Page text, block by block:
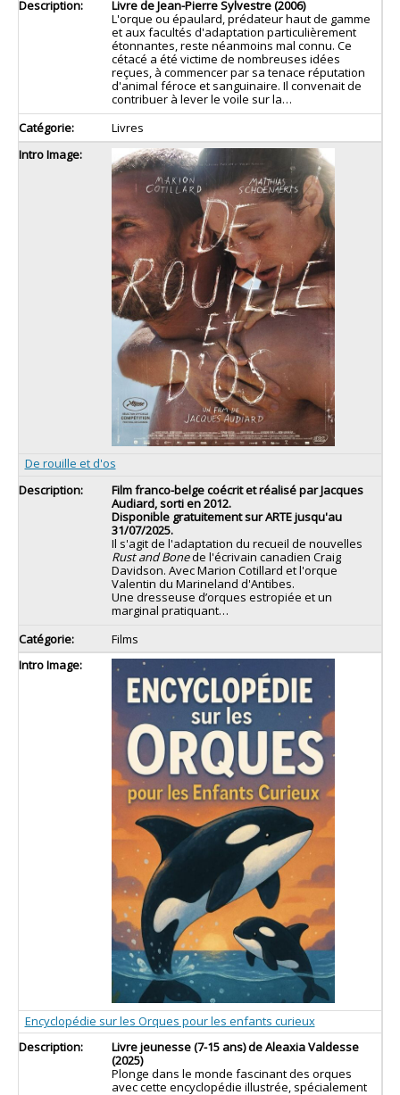
Livre de Jean-Pierre Sylvestre (2006)
L'orque ou épaulard, prédateur haut de gamme
et aux facultés d'adaptation particulièrement
étonnantes, reste néanmoins mal connu. Ce
cétacé a été victime de nombreuses idées
reçues, à commencer par sa tenace réputation
d'animal féroce et sanguinaire. Il convenait de
contribuer à lever le voile sur la…
Livres
De rouille et d'os
Film franco-belge coécrit et réalisé par Jacques
Audiard, sorti en 2012.
Disponible gratuitement sur ARTE jusqu'au
31/07/2025.
Il s'agit de l'adaptation du recueil de nouvelles
Rust and Bonede l'écrivain canadien Craig
Davidson. Avec Marion Cotillard et l'orque
Valentin du Marineland d'Antibes.
Une dresseuse d’orques estropiée et un
marginal pratiquant…
Films
Encyclopédie sur les Orques pour les enfants curieux
Livre jeunesse (7-15 ans) de Aleaxia Valdesse
(2025)
Plonge dans le monde fascinant des orques
avec cette encyclopédie illustrée, spécialement